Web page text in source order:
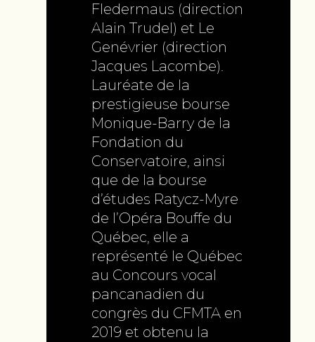
Fledermaus (direction
Alain Trudel) et Le
Genévrier (direction
Jacques Lacombe).
Lauréate de la
prestigieuse bourse
Monique-Barry de la
Fondation du
Conservatoire, ainsi
que de la bourse
d’études Ratycz-Myre
de l’Opéra Bouffe du
Québec, elle a
représenté le Québec
au Concours vocal
pancanadien du
congrès du CFMTA en
2019 et obtenu la